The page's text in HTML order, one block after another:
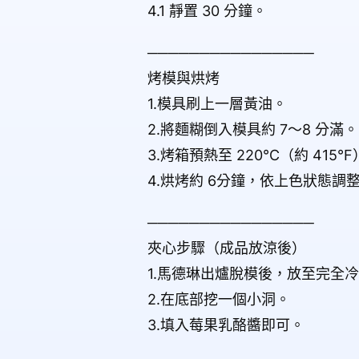
4.1 靜置 30 分鐘。
────────────────
烤模與烘烤
1.模具刷上一層黃油。
2.將麵糊倒入模具約 7～8 分滿。
3.烤箱預熱至 220°C（約 415°F
4.烘烤約 6分鐘，依上色狀態調整
────────────────
夾心步驟（成品放涼後）
1.馬德琳出爐脫模後，放至完全冷
2.在底部挖一個小洞。
3.填入莓果乳酪醬即可。